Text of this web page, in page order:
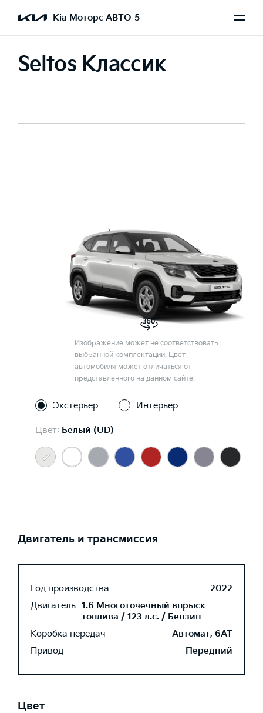
Kia Моторс АВТО-5
Seltos Классик
Изображение может не соответствовать
выбранной комплектации. Цвет
автомобиля может отличаться от
представленного на данном сайте.
Экстерьер Интерьер
Цвет: Белый (UD)
Двигатель и трансмиссия
Год производства
2022
Двигатель 1.6 Многоточечный впрыск
топлива / 123 л.с. / Бензин
Коробка передач
Автомат, 6AT
Привод
Передний
Цвет